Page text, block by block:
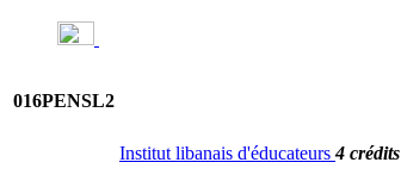
016PENSL2
Institut libanais d'éducateurs4 crédits